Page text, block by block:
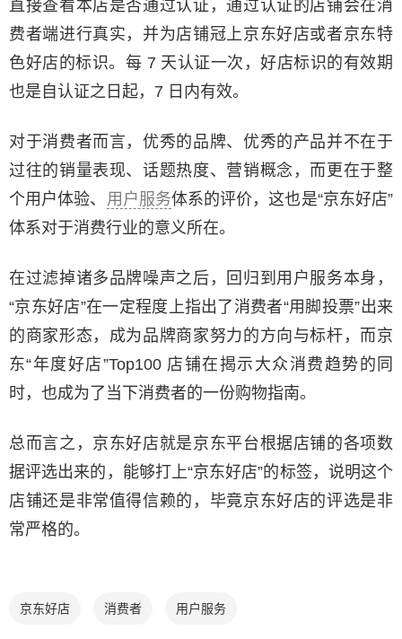
直接查看本店是否通过认证，通过认证的店铺会在消
费者端进行真实，并为店铺冠上京东好店或者京东特
色好店的标识。每 7 天认证一次，好店标识的有效期
也是自认证之日起，7 日内有效。
对于消费者而言，优秀的品牌、优秀的产品并不在于
过往的销量表现、话题热度、营销概念，而更在于整
个用户体验、 用户服务体系的评价，这也是“京东好店”
体系对于消费行业的意义所在。
在过滤掉诸多品牌噪声之后，回归到用户服务本身，
“京东好店”在一定程度上指出了消费者“用脚投票”出来
的商家形态，成为品牌商家努力的方向与标杆，而京
东“年度好店”Top100 店铺在揭示大众消费趋势的同
时，也成为了当下消费者的一份购物指南。
总而言之，京东好店就是京东平台根据店铺的各项数
据评选出来的，能够打上“京东好店”的标签，说明这个
店铺还是非常值得信赖的，毕竟京东好店的评选是非
常严格的。
京东好店 消费者 用户服务